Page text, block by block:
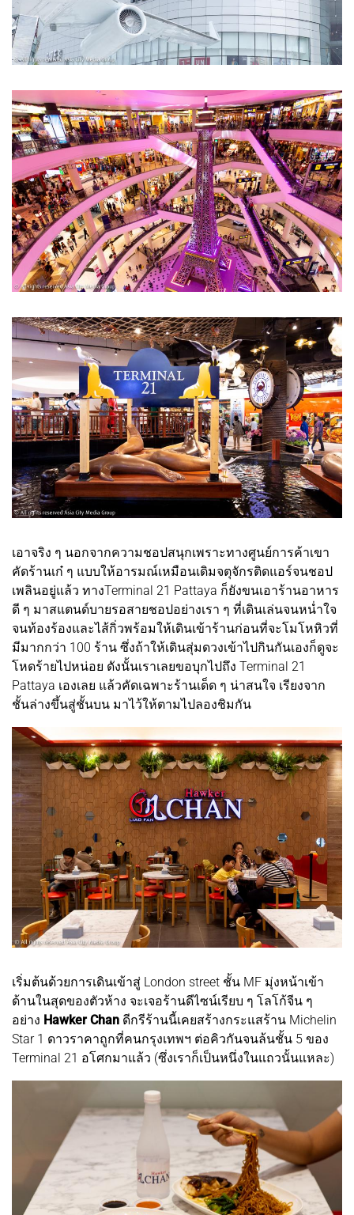
เอาจริง ๆ นอกจากความชอปสนุกเพราะทางศูนย์การค้าเขา
คัดร้านเก๋ ๆ แบบให้อารมณ์เหมือนเดิมจตุจักรติดแอร์จนชอป
เพลินอยู่แล้ว ทางTerminal 21 Pattaya ก็ยังขนเอาร้านอาหาร
ดี ๆ มาสแตนด์บายรอสายชอปอย่างเรา ๆ ที่เดินเล่นจนหน่ำใจ
จนท้องร้องและไส้กิ่วพร้อมให้เดินเข้าร้านก่อนที่จะโมโหหิวที่
มีมากกว่า 100 ร้าน ซึ่งถ้าให้เดินสุ่มดวงเข้าไปกินกันเองก็ดูจะ
โหดร้ายไปหน่อย ดังนั้นเราเลยขอบุกไปถึง Terminal 21
Pattaya เองเลย แล้วคัดเฉพาะร้านเด็ด ๆ น่าสนใจ เรียงจาก
ชั้นล่างขึ้นสู่ชั้นบน มาไว้ให้ตามไปลองชิมกัน
เริ่มต้นด้วยการเดินเข้าสู่ London street ชั้น MF มุ่งหน้าเข้า
ด้านในสุดของตัวห้าง จะเจอร้านดีไซน์เรียบ ๆ โลโก้จีน ๆ
อย่าง Hawker Chan ดีกรีร้านนี้เคยสร้างกระแสร้าน Michelin
Star 1 ดาวราคาถูกที่คนกรุงเทพฯ ต่อคิวกันจนล้นชั้น 5 ของ
Terminal 21 อโศกมาแล้ว (ซึ่งเราก็เป็นหนึ่งในแถวนั้นแหละ)